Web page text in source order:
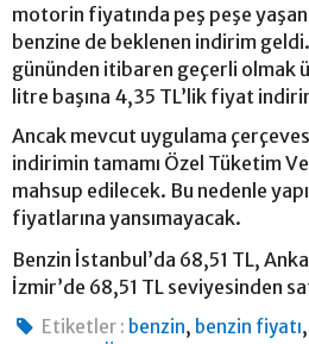
motorin fiyatında peş peşe
benzine de beklenen indirim
gününden itibaren geçerli olmak
litre başına 4,35 TL’lik fiyat
Ancak mevcut uygulama
indirimin tamamı Özel Tüketim
mahsup edilecek. Bu nedenle
fiyatlarına yansımayacak.
Benzin İstanbul’da 68,51 TL,
İzmir’de 68,51 TL seviyesinden
Etiketler : benzin, benzin fiyatı,